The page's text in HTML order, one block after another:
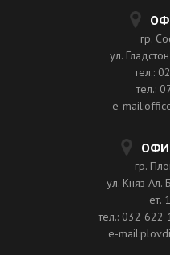
гр.
ул.
тел.:
тел.:
e-
гр.
ул. Княз Ал.
ет.
тел.: 032
e-